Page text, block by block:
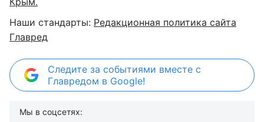
Наши стандарты: Редакционная политика сайта
Главред
Следите за событиями вместе с
Главредом в Google!
Мы в соцсетях: